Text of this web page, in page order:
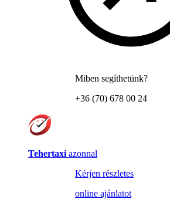
Miben segíthetünk?
+36 (70) 678 00 24
Tehertaxi azonnal
Kérjen részletes
online ajánlatot